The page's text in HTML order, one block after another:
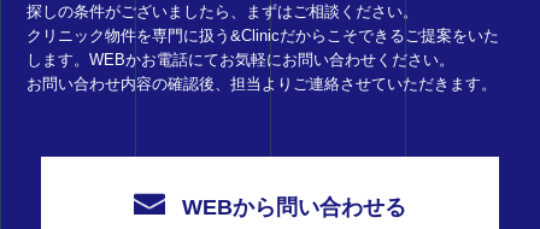
探しの条件がございましたら、まずはご相談ください。
クリニック物件を専門に扱う&Clinicだからこそできるご提案をいた
します。WEBかお電話にてお気軽にお問い合わせください。
お問い合わせ内容の確認後、担当よりご連絡させていただきます。
WEBから問い合わせる